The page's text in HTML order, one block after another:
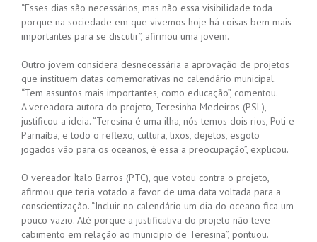
“Esses dias são necessários, mas não essa visibilidade toda
porque na sociedade em que vivemos hoje há coisas bem mais
importantes para se discutir”, afirmou uma jovem.
Outro jovem considera desnecessária a aprovação de projetos
que instituem datas comemorativas no calendário municipal.
“Tem assuntos mais importantes, como educação”, comentou.
A vereadora autora do projeto, Teresinha Medeiros (PSL),
justificou a ideia. “Teresina é uma ilha, nós temos dois rios, Poti e
Parnaíba, e todo o reflexo, cultura, lixos, dejetos, esgoto
jogados vão para os oceanos, é essa a preocupação”, explicou.
O vereador Ítalo Barros (PTC), que votou contra o projeto,
afirmou que teria votado a favor de uma data voltada para a
conscientização. “Incluir no calendário um dia do oceano fica um
pouco vazio. Até porque a justificativa do projeto não teve
cabimento em relação ao município de Teresina”, pontuou.